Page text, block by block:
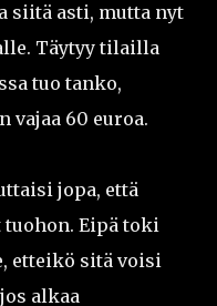
siitä asti, mutta nyt
Täytyy tilailla
tuo tanko,
60 euroa.
jopa, että
Eipä toki
etteikö sitä voisi
alkaa